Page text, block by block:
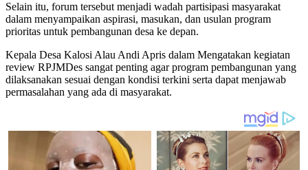
Selain itu, forum tersebut menjadi wadah partisipasi masyarakat
dalam menyampaikan aspirasi, masukan, dan usulan program
prioritas untuk pembangunan desa ke depan.
Kepala Desa Kalosi Alau Andi Apris dalam Mengatakan kegiatan
review RPJMDes sangat penting agar program pembangunan yang
dilaksanakan sesuai dengan kondisi terkini serta dapat menjawab
permasalahan yang ada di masyarakat.